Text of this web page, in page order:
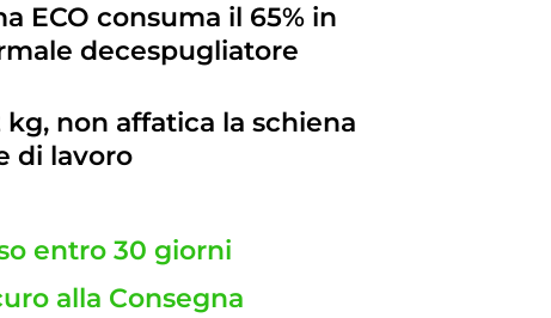
ECO consuma il 65% in
decespugliatore
kg, non affatica la schiena
di lavoro
entro 30 giorni
alla Consegna